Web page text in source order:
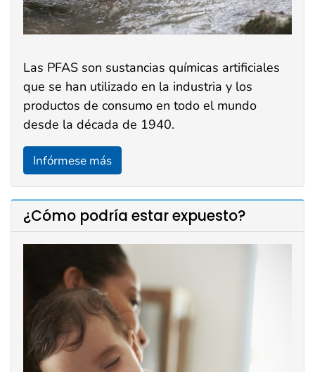
Las PFAS son sustancias químicas artificiales
que se han utilizado en la industria y los
productos de consumo en todo el mundo
desde la década de 1940.
Infórmese más
¿Cómo podría estar expuesto?